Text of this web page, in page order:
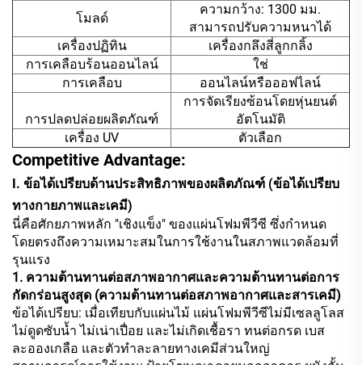
โมลด์
ความกว้าง: 1300 มม.
สามารถปรับความหนาได้
เครื่องปฏิทิน
เครื่องกลึงสี่ลูกกลิ้ง
การเคลือบร้อนออนไลน์
ใช่
การเคลือบ
ออนไลน์หรือออฟไลน์
การปลดปล่อยผลิตภัณฑ์
การจัดเรียงซ้อนโดยหุ่นยนต์
อัตโนมัติ
เครื่อง UV
ตัวเลือก
Competitive Advantage:
I. ข้อได้เปรียบด้านประสิทธิภาพของผลิตภัณฑ์ (ข้อได้เปรียบ
ทางกายภาพและเคมี)
นี่คือศักยภาพหลัก "เชิงแข็ง" ของแผ่นโฟมพีวีซี ซึ่งกำหนด
โดยตรงถึงความเหมาะสมในการใช้งานในสภาพแวดล้อมที่
รุนแรง
1. ความต้านทานต่อสภาพอากาศและความต้านทานต่อการ
กัดกร่อนสูงสุด (ความต้านทานต่อสภาพอากาศและสารเคมี)
ข้อได้เปรียบ: เมื่อเทียบกับแผ่นไม้ แผ่นโฟมพีวีซีไม่มีเซลลูโลส
ไม่ดูดซับน้ำ ไม่เน่าเปื่อย และไม่เกิดเชื้อรา ทนต่อกรด เบส
ละอองเกลือ และตัวทำละลายทางเคมีส่วนใหญ่